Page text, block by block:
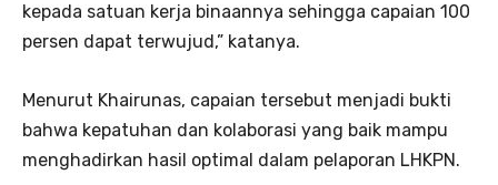
kepada satuan kerja binaannya sehingga capaian 100
persen dapat terwujud,” katanya.
Menurut Khairunas, capaian tersebut menjadi bukti
bahwa kepatuhan dan kolaborasi yang baik mampu
menghadirkan hasil optimal dalam pelaporan LHKPN.